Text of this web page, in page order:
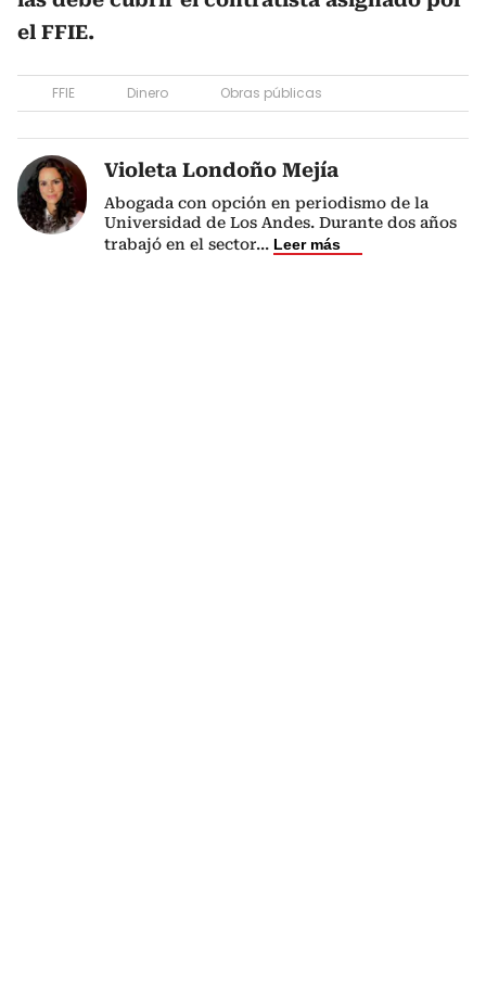
el FFIE.
FFIE Dinero Obras públicas
Violeta Londoño Mejía
Abogada con opción en periodismo de la
Universidad de Los Andes. Durante dos años
trabajó en el sector... Leer más